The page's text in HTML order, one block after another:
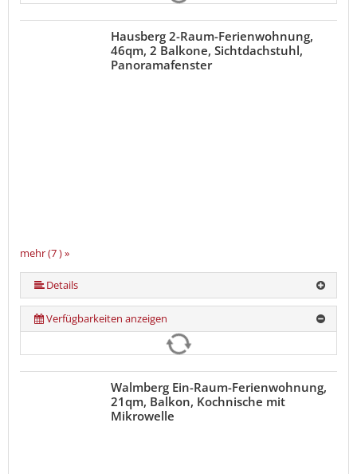
mehr (7 ) »
mehr (7 ) »
mehr (7 ) »
mehr (7 ) »
Hausberg 2-Raum-Ferienwohnung,
46qm, 2 Balkone, Sichtdachstuhl,
Panoramafenster
Details
Verfügbarkeiten anzeigen
Walmberg Ein-Raum-Ferienwohnung,
21qm, Balkon, Kochnische mit
Mikrowelle